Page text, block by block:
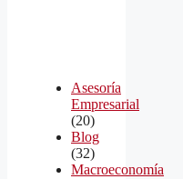
Asesoría
Empresarial
(20)
Blog
(32)
Macroeconomía